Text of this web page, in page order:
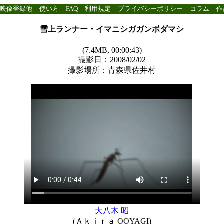
映像登録他 使い方 FAQ 利用規定 プライバシーポリシー コラム
雪上ランナー・イマニシガガンボダマシ
(7.4MB, 00:00:43)
撮影日：2008/02/02
撮影場所：青森県佐井村
大八木 昭
(Ａｋｉｒａ OOYAGI)